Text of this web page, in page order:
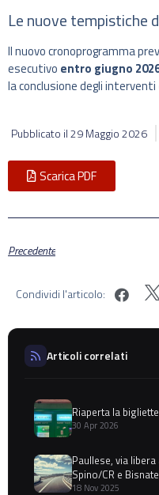
Le nuove tempistiche
Il nuovo cronoprogramma
esecutivo entro giugno
la conclusione degli interventi
Pubblicato il29 Maggio 2026
Scarica PDF
Precedente
Condividi l'articolo:
Articoli correlati
Riaperta la
30 Apr 2026
Paullese, via
Spino/CR e
18 Nov 2025